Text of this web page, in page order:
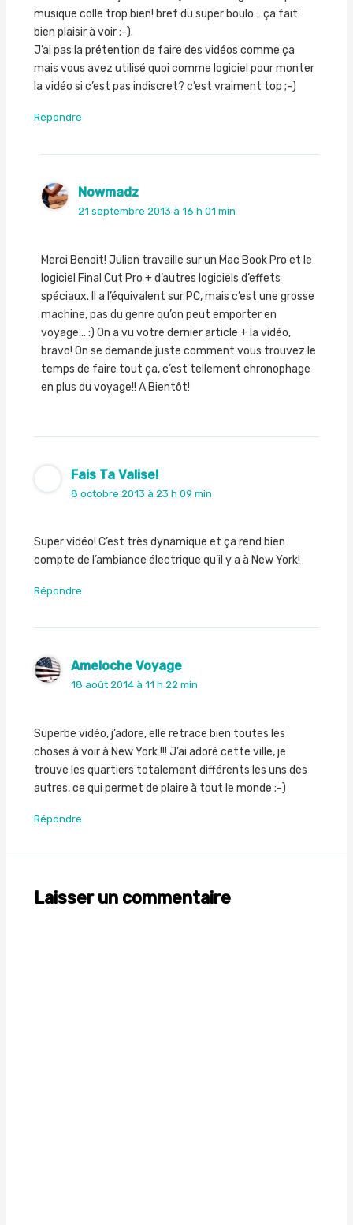
musique colle trop bien! bref du super boulo… ça fait
bien plaisir à voir ;-).
J’ai pas la prétention de faire des vidéos comme ça
mais vous avez utilisé quoi comme logiciel pour monter
la vidéo si c’est pas indiscret? c’est vraiment top ;-)
Répondre
Nowmadz
21 septembre 2013 à 16 h 01 min
Merci Benoit! Julien travaille sur un Mac Book Pro et le
logiciel Final Cut Pro + d’autres logiciels d’effets
spéciaux. Il a l’équivalent sur PC, mais c’est une grosse
machine, pas du genre qu’on peut emporter en
voyage… :) On a vu votre dernier article + la vidéo,
bravo! On se demande juste comment vous trouvez le
temps de faire tout ça, c’est tellement chronophage
en plus du voyage!! A Bientôt!
Fais Ta Valise!
8 octobre 2013 à 23 h 09 min
Super vidéo! C’est très dynamique et ça rend bien
compte de l’ambiance électrique qu’il y a à New York!
Répondre
Ameloche Voyage
18 août 2014 à 11 h 22 min
Superbe vidéo, j’adore, elle retrace bien toutes les
choses à voir à New York !!! J’ai adoré cette ville, je
trouve les quartiers totalement différents les uns des
autres, ce qui permet de plaire à tout le monde ;-)
Répondre
Laisser un commentaire